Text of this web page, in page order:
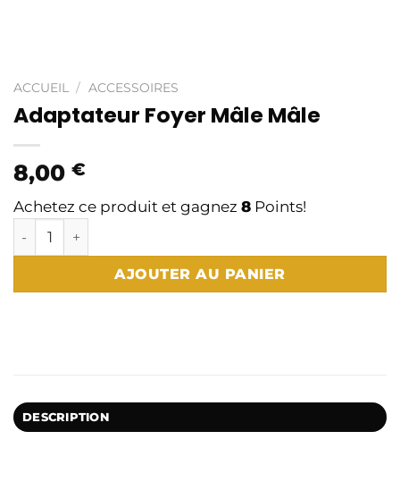
ACCUEIL / ACCESSOIRES
Adaptateur Foyer Mâle Mâle
8,00 €
Achetez ce produit et gagnez 8 Points!
quantité de Adaptateur Foyer Mâle Mâle
AJOUTER AU PANIER
DESCRIPTION